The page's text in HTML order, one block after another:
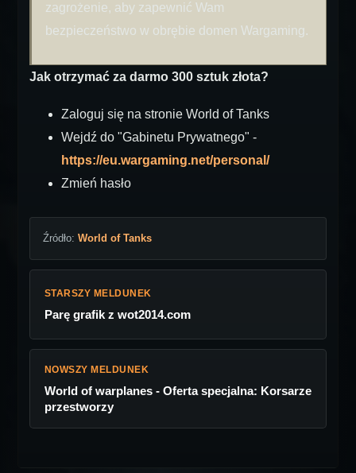
zagrożenie, aby zapewnić Wam
bezpieczeństwo w obrębie domen Wargaming.
Jak otrzymać za darmo 300 sztuk złota?
Zaloguj się na stronie World of Tanks
Wejdź do "Gabinetu Prywatnego" -
https://eu.wargaming.net/personal/
Zmień hasło
Źródło: World of Tanks
STARSZY MELDUNEK
Parę grafik z wot2014.com
NOWSZY MELDUNEK
World of warplanes - Oferta specjalna: Korsarze
przestworzy